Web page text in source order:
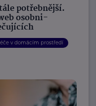
potřebnější.
osobni-
v domácím prostředí